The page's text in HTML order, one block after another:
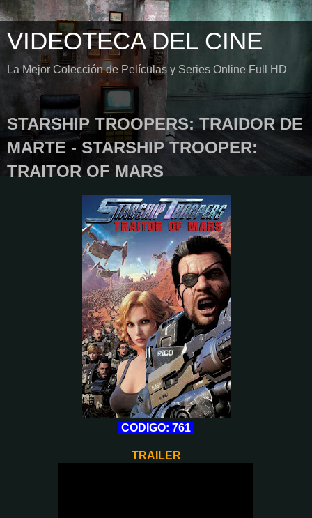
VIDEOTECA DEL CINE
La Mejor Colección de Películas y Series Online Full HD
STARSHIP TROOPERS: TRAIDOR DE
MARTE - STARSHIP TROOPER:
TRAITOR OF MARS
CODIGO: 761
TRAILER